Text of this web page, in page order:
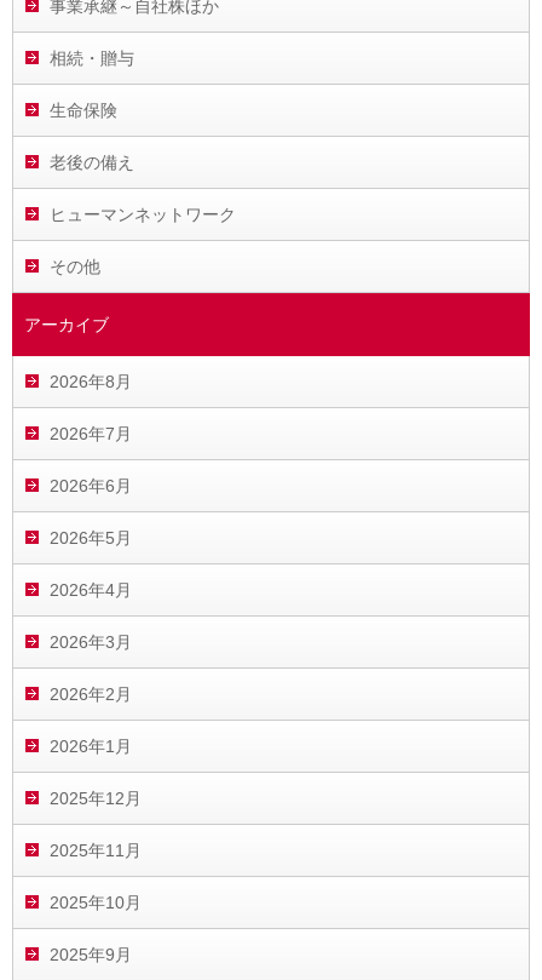
事業承継～自社株ほか
相続・贈与
生命保険
老後の備え
ヒューマンネットワーク
その他
アーカイブ
2026年8月
2026年7月
2026年6月
2026年5月
2026年4月
2026年3月
2026年2月
2026年1月
2025年12月
2025年11月
2025年10月
2025年9月